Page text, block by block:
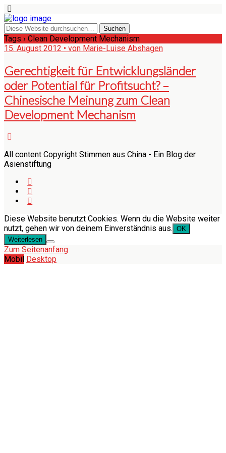
Tags › Clean Development Mechanism
15. August 2012 • von Marie-Luise Abshagen
Gerechtigkeit für Entwicklungsländer
oder Potential für Profitsucht? –
Chinesische Meinung zum Clean
Development Mechanism
All content Copyright Stimmen aus China - Ein Blog der
Asienstiftung
Diese Website benutzt Cookies. Wenn du die Website weiter
nutzt, gehen wir von deinem Einverständnis aus. OK
Weiterlesen
Zum Seitenanfang
Mobil Desktop